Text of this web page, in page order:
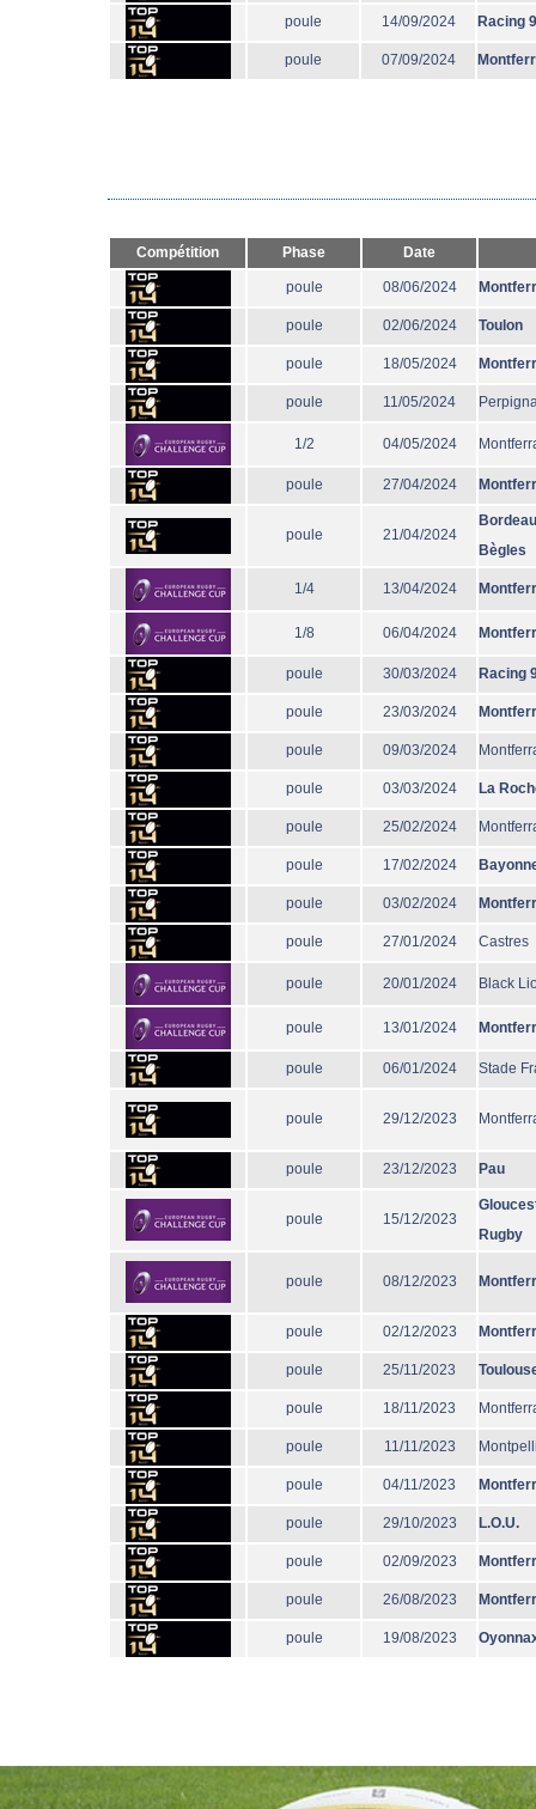
poule 14/09/2024 Racing
poule 07/09/2024
Compétition Phase Date
poule 08/06/2024
poule 02/06/2024 Toulon
poule 18/05/2024
poule 11/05/2024
1/2 04/05/2024
poule 27/04/2024
poule 21/04/2024
Bègles
1/4 13/04/2024
1/8 06/04/2024
poule 30/03/2024 Racing
poule 23/03/2024
poule 09/03/2024
poule 03/03/2024 La
poule 25/02/2024
poule 17/02/2024
poule 03/02/2024
poule 27/01/2024 Castres
poule 20/01/2024 Black
poule 13/01/2024
poule 06/01/2024 Stade
poule 29/12/2023
poule 23/12/2023 Pau
poule 15/12/2023
Rugby
poule 08/12/2023
poule 02/12/2023
poule 25/11/2023
poule 18/11/2023
poule 11/11/2023
poule 04/11/2023
poule 29/10/2023 L.O.U.
poule 02/09/2023
poule 26/08/2023
poule 19/08/2023